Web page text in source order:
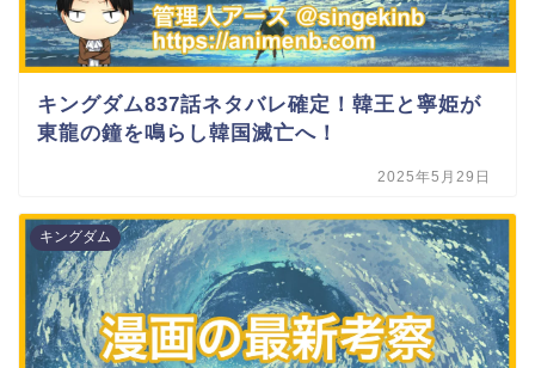
キングダム837話ネタバレ確定！韓王と寧姫が
東龍の鐘を鳴らし韓国滅亡へ！
2025年5月29日
キングダム